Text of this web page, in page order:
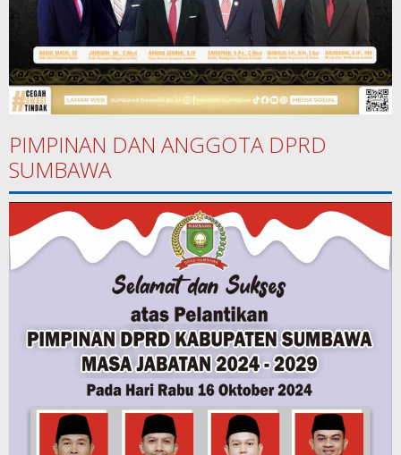
PIMPINAN DAN ANGGOTA DPRD
SUMBAWA